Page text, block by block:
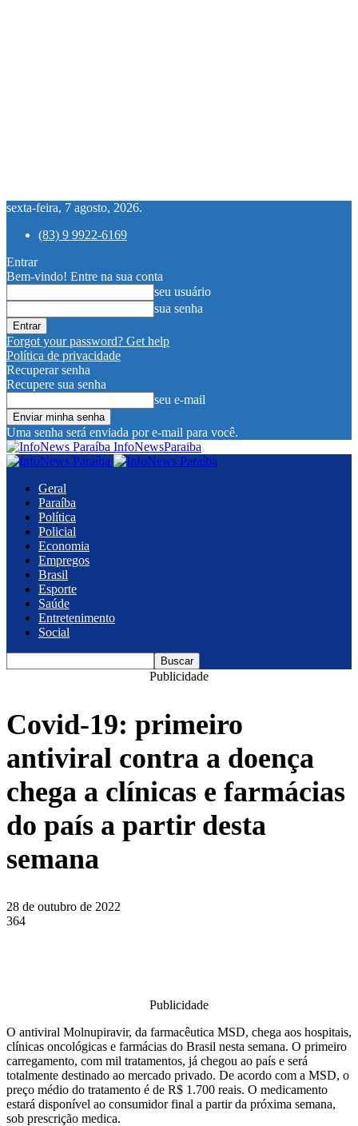
sexta-feira, 7 agosto, 2026.
(83) 9 9922-6169
Entrar
Bem-vindo! Entre na sua conta
seu usuário
sua senha
Forgot your password? Get help
Política de privacidade
Recuperar senha
Recupere sua senha
seu e-mail
Uma senha será enviada por e-mail para você.
InfoNewsParaiba
Geral
Paraíba
Política
Policial
Economia
Empregos
Brasil
Esporte
Saúde
Entretenimento
Social
Publicidade
Covid-19: primeiro
antiviral contra a doença
chega a clínicas e farmácias
do país a partir desta
semana
28 de outubro de 2022
364
Publicidade
O antiviral Molnupiravir, da farmacêutica MSD, chega aos hospitais,
clínicas oncológicas e farmácias do Brasil nesta semana. O primeiro
carregamento, com mil tratamentos, já chegou ao país e será
totalmente destinado ao mercado privado. De acordo com a MSD, o
preço médio do tratamento é de R$ 1.700 reais. O medicamento
estará disponível ao consumidor final a partir da próxima semana,
sob prescrição medica.